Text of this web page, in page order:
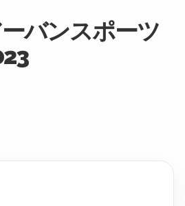
バンスポーツ